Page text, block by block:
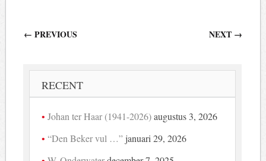
Berichtnavigatie
← PREVIOUS NEXT →
RECENT
Johan ter Haar (1941-2026) augustus 3, 2026
“Den Beker vul …” januari 29, 2026